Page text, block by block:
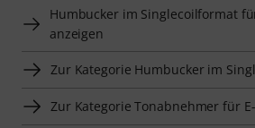
Humbucker im Singlecoilformat
anzeigen
Zur Kategorie Humbucker im
Zur Kategorie Tonabnehmer für